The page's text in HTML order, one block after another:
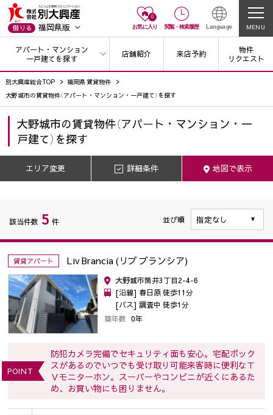
借りる 福岡県版
0
お気に入り 閲覧・ 検索履歴 Language MENU
アパート・マンション
一戸建てを探す
店舗紹介 来店予約
物件
リクエスト
別大興産総合TOP
福岡県 賃貸物件
大野城市の賃貸物件（アパート・マンション・一戸建て）を探す
エリア変更 詳細条件 地図で表示
大野城市の賃貸物件（アパート・マンション・一
戸建て）を探す
該当件数 5 件 並び順
賃貸アパート Liv Brancia (リブ ブランシア)
大野城市筒井3丁目2-4-6
[沿線] 春日原 徒歩11分
[バス] 調査中 徒歩1分
築年数 0年
POINT
防犯カメラ完備でセキュリティ面も安心。宅配ボック
スがあるのでいつでも受け取り可能来客時に便利なＴ
Ｖモニターホン。スーパーやコンビニが近くにあるた
め、お買い物にも困りません。